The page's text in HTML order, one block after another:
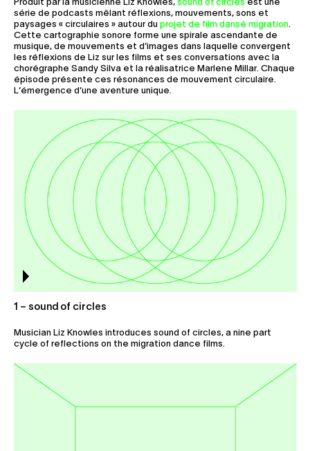
Produit par la musicienne Liz Knowles, sound of circles est une
série de podcasts mêlant réflexions, mouvements, sons et
paysages « circulaires » autour du projet de film dansé migration.
Cette cartographie sonore forme une spirale ascendante de
musique, de mouvements et d’images dans laquelle convergent
les réflexions de Liz sur les films et ses conversations avec la
chorégraphe Sandy Silva et la réalisatrice Marlene Millar. Chaque
épisode présente ces résonances de mouvement circulaire.
L’émergence d’une aventure unique.
1 – sound of circles
Musician Liz Knowles introduces sound of circles, a nine part
cycle of reflections on the migration dance films.